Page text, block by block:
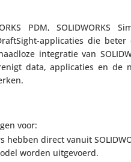
PDM, SOLIDWORKS
appli­ca­ties die
inte­gratie van
data, appli­ca­ties en de
voor:
direct vanuit
worden uitgevoerd.